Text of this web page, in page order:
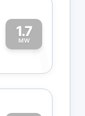
1.7
MW1